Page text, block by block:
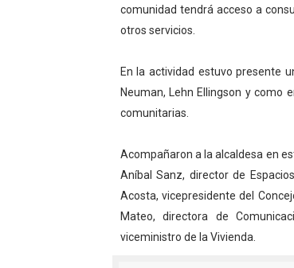
comunidad tendrá acceso a
otros servicios.
En la actividad estuvo presente
Neuman, Lehn Ellingson y como
comunitarias.
Acompañaron a la alcaldesa en
Aníbal Sanz, director de
Acosta, vicepresidente del
Mateo, directora de
viceministro de la Vivienda.